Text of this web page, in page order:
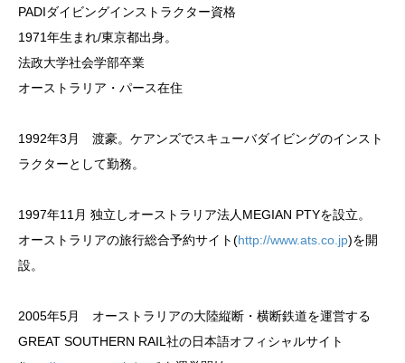
PADIダイビングインストラクター資格
1971年生まれ/東京都出身。
法政大学社会学部卒業
オーストラリア・パース在住
1992年3月 渡豪。ケアンズでスキューバダイビングのインスト
ラクターとして勤務。
1997年11月 独立しオーストラリア法人MEGIAN PTYを設立。
オーストラリアの旅行総合予約サイト(http://www.ats.co.jp)を開
設。
2005年5月 オーストラリアの大陸縦断・横断鉄道を運営する
GREAT SOUTHERN RAIL社の日本語オフィシャルサイト